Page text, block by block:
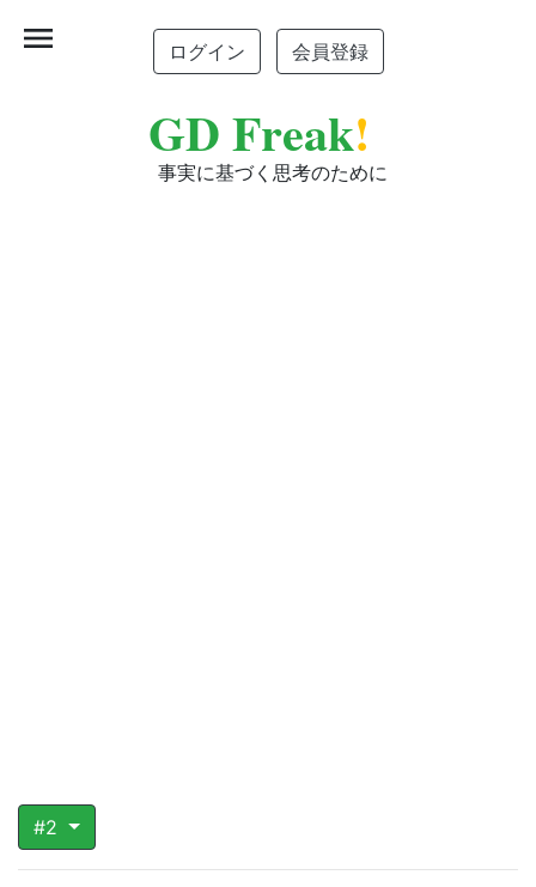
ログイン 会員登録
GD Freak!
事実に基づく思考のために
menu
#2